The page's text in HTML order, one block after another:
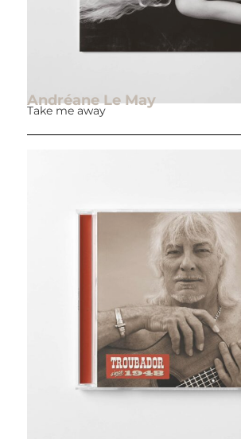
Andréane Le May
Take me away